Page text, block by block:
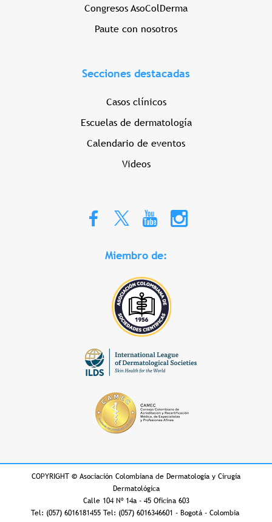
Congresos AsoColDerma
Paute con nosotros
Secciones destacadas
Casos clínicos
Escuelas de dermatología
Calendario de eventos
Videos
Miembro de:
COPYRIGHT © Asociación Colombiana de Dermatología y Cirugía
Dermatológica
Calle 104 Nº 14a - 45 Oficina 603
Tel: (057) 6016181455 Tel: (057) 6016346601 - Bogotá - Colombia